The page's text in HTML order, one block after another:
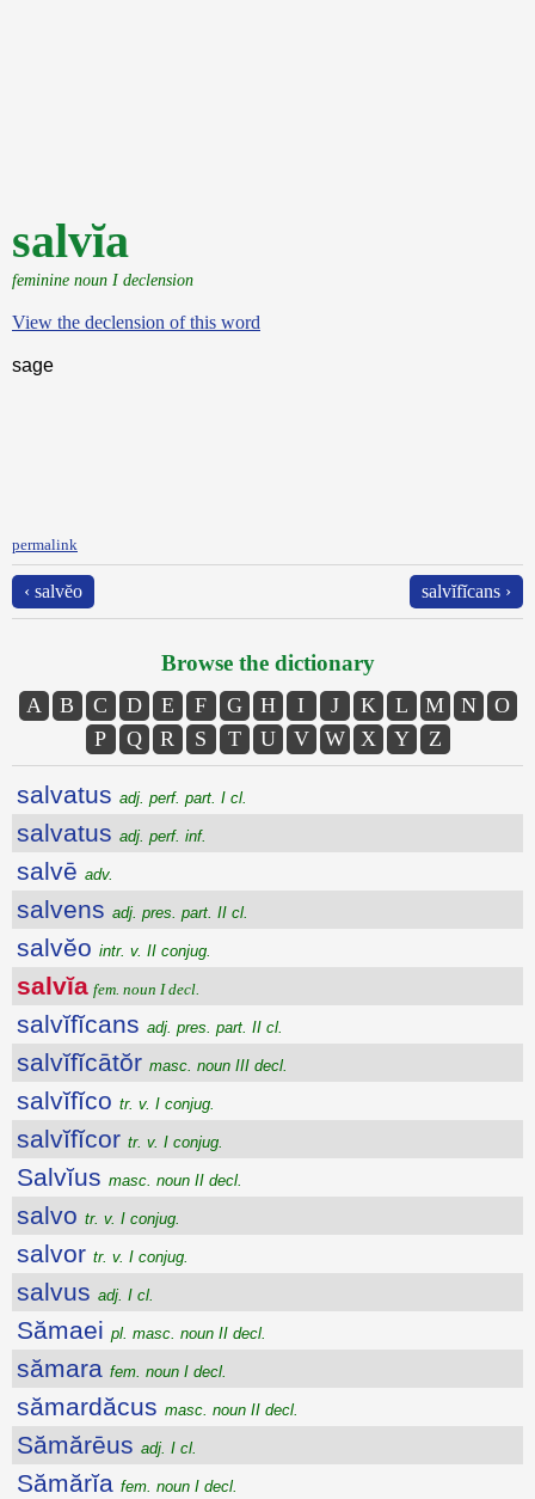
salvĭa
feminine noun I declension
View the declension of this word
sage
permalink
‹ salvĕo salvĭfĭcans ›
Browse the dictionary
A B C D E F G H I J K L M N
O
P
Q R S T U V W X Y Z
salvatus adj. perf. part. I cl.
salvatus adj. perf. inf.
salvē adv.
salvens adj. pres. part. II cl.
salvĕo intr. v. II conjug.
salvĭa fem. noun I decl.
salvĭfĭcans adj. pres. part. II cl.
salvĭfĭcātŏr masc. noun III decl.
salvĭfĭco tr. v. I conjug.
salvĭfĭcor tr. v. I conjug.
Salvĭus masc. noun II decl.
salvo tr. v. I conjug.
salvor tr. v. I conjug.
salvus adj. I cl.
Sămaei pl. masc. noun II decl.
sămara fem. noun I decl.
sămardăcus masc. noun II decl.
Sămărēus adj. I cl.
Sămărĭa fem. noun I decl.